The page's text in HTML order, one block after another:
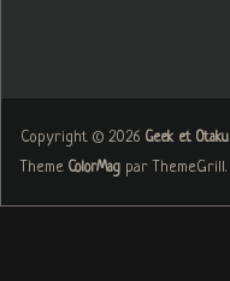
Copyright © 2026 Geek et
Theme ColorMag par